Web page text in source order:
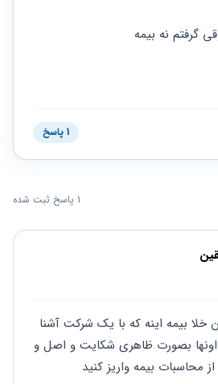
برنامه نویسی
1 پاسخ
1 پاسخ ثبت شده
محاسبات بیمه واریز کنید